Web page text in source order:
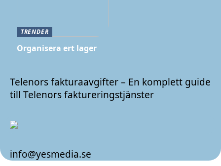
TRENDER
Organisera ert lager
Telenors fakturaavgifter – En komplett guide
till Telenors faktureringstjänster
info@yesmedia.se